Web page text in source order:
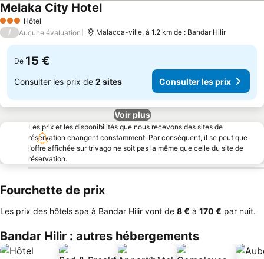
3 ÉtoilesHôtel
Melaka City HotelConsulter les prix
/ Aucune évaluation Malacca-ville, à 1.2 km de : Bandar Hilir
De 15 €
Consulter les prix de 2 sites Consulter les prix
Voir plus
Les prix et les disponibilités que nous recevons des sites de
réservation changent constamment. Par conséquent, il se peut que
l’offre affichée sur trivago ne soit pas la même que celle du site de
réservation.
Fourchette de prix
Les prix des hôtels spa à Bandar Hilir vont de ‎8 € à ‎170 € par nuit.
Bandar Hilir : autres hébergements